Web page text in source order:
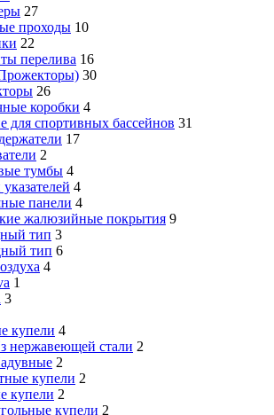
27
проходы 10
22
перелива 16
30
26
коробки 4
для спортивных бассейнов 31
17
2
тумбы 4
4
панели 4
жалюзийные покрытия 9
тип 3
тип 6
4
1
3
купели 4
нержавеющей стали 2
2
купели 2
купели 2
купели 2